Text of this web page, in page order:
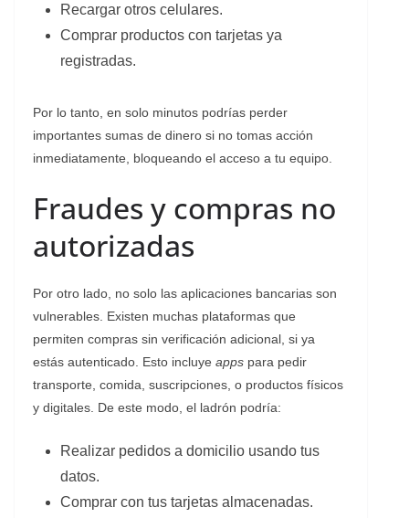
Recargar otros celulares.
Comprar productos con tarjetas ya
registradas.
Por lo tanto, en solo minutos podrías perder
importantes sumas de dinero si no tomas acción
inmediatamente, bloqueando el acceso a tu equipo.
Fraudes y compras no
autorizadas
Por otro lado, no solo las aplicaciones bancarias son
vulnerables. Existen muchas plataformas que
permiten compras sin verificación adicional, si ya
estás autenticado. Esto incluye apps para pedir
transporte, comida, suscripciones, o productos físicos
y digitales. De este modo, el ladrón podría:
Realizar pedidos a domicilio usando tus
datos.
Comprar con tus tarjetas almacenadas.